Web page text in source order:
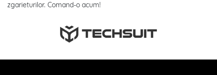
zgarieturilor. Comand-o acum!